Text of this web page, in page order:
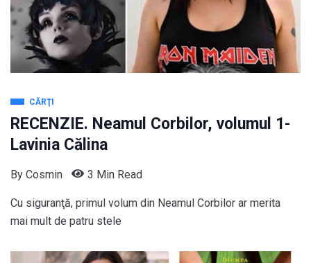
CĂRŢI
RECENZIE. Neamul Corbilor, volumul 1-
Lavinia Călina
By Cosmin 3 Min Read
Cu siguranţă, primul volum din Neamul Corbilor ar merita
mai mult de patru stele